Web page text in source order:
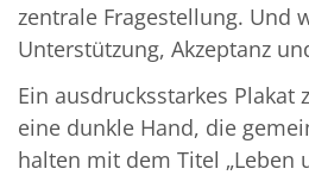
zentrale Fragestellung. Und
Unterstützung, Akzeptanz
Ein ausdrucksstarkes Plakat
eine dunkle Hand, die
halten mit dem Titel „Leben